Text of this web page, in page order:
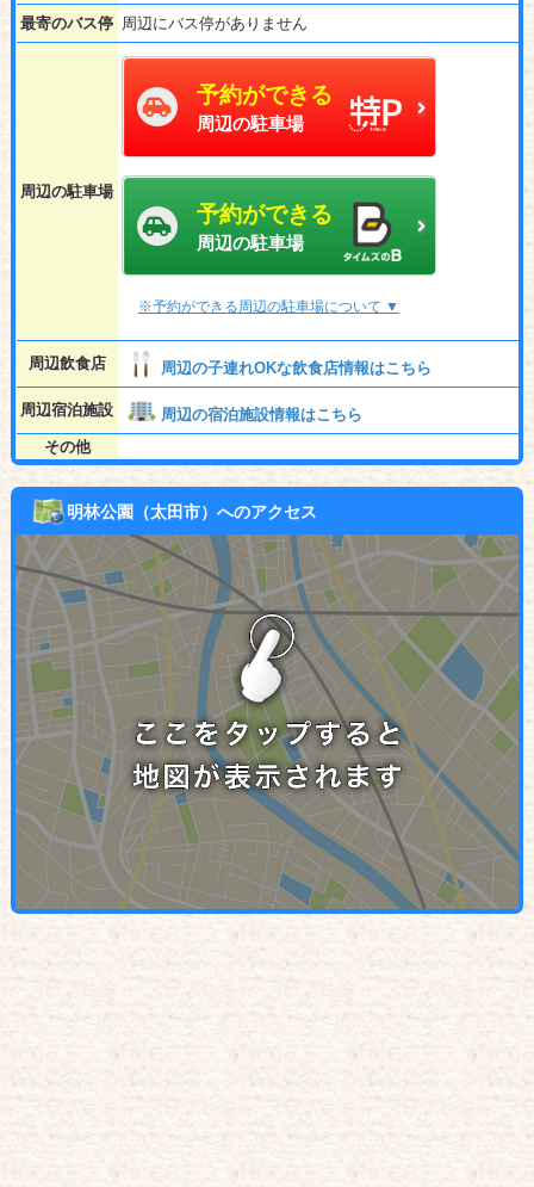
最寄のバス停 周辺にバス停がありません
周辺の駐車場
予約ができる
周辺の駐車場
予約ができる
周辺の駐車場
※予約ができる周辺の駐車場について ▼
周辺飲食店 周辺の子連れOKな飲食店情報はこちら
周辺宿泊施設
周辺の宿泊施設情報はこちら
その他
明林公園（太田市）へのアクセス